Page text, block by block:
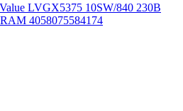
LVGX5375 10SW/840 230В
4058075584174